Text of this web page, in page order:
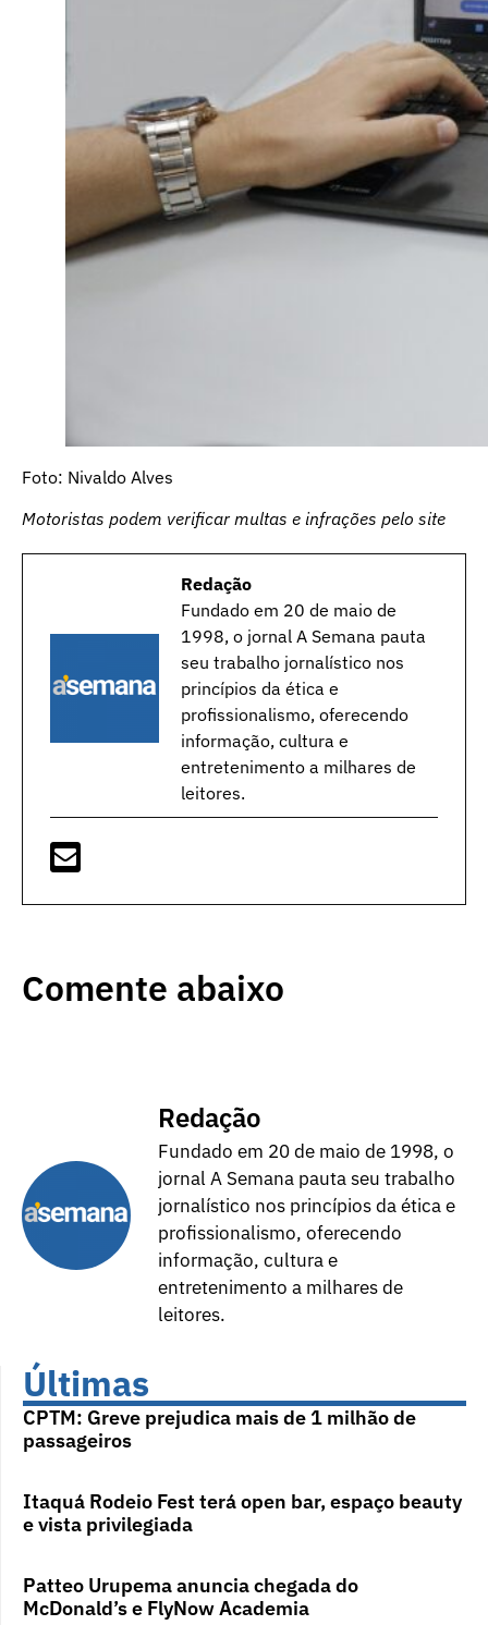
Foto: Nivaldo Alves
Motoristas podem verificar multas e infrações pelo site
Redação
Fundado em 20 de maio de
1998, o jornal A Semana pauta
seu trabalho jornalístico nos
princípios da ética e
profissionalismo, oferecendo
informação, cultura e
entretenimento a milhares de
leitores.
Comente abaixo
Redação
Fundado em 20 de maio de 1998, o
jornal A Semana pauta seu trabalho
jornalístico nos princípios da ética e
profissionalismo, oferecendo
informação, cultura e
entretenimento a milhares de
leitores.
Últimas
CPTM: Greve prejudica mais de 1 milhão de
passageiros
Itaquá Rodeio Fest terá open bar, espaço beauty
e vista privilegiada
Patteo Urupema anuncia chegada do
McDonald’s e FlyNow Academia